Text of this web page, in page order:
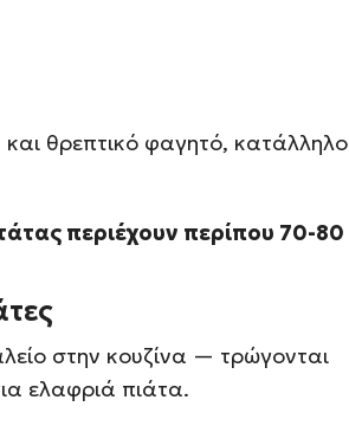
θρεπτικό φαγητό, κατάλληλο
περιέχουν περίπου 70-80
στην κουζίνα — τρώγονται
ελαφριά πιάτα.